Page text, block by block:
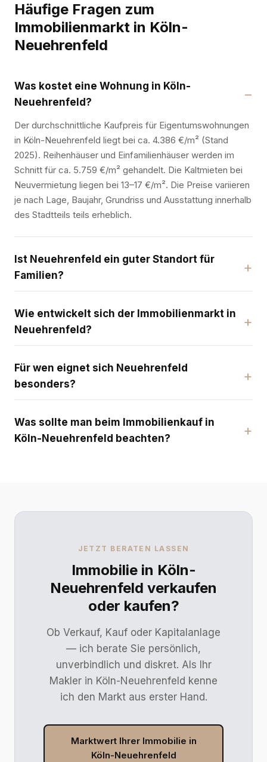
Häufige Fragen zum
Immobilienmarkt in Köln-
Neuehrenfeld
Was kostet eine Wohnung in Köln-
Neuehrenfeld?
Der durchschnittliche Kaufpreis für Eigentumswohnungen
in Köln-Neuehrenfeld liegt bei ca. 4.386 €/m² (Stand
2025). Reihenhäuser und Einfamilienhäuser werden im
Schnitt für ca. 5.759 €/m² gehandelt. Die Kaltmieten bei
Neuvermietung liegen bei 13–17 €/m². Die Preise variieren
je nach Lage, Baujahr, Grundriss und Ausstattung innerhalb
des Stadtteils teils erheblich.
Ist Neuehrenfeld ein guter Standort für
Familien?
Wie entwickelt sich der Immobilienmarkt in
Neuehrenfeld?
Für wen eignet sich Neuehrenfeld
besonders?
Was sollte man beim Immobilienkauf in
Köln-Neuehrenfeld beachten?
JETZT BERATEN LASSEN
Immobilie in Köln-
Neuehrenfeld verkaufen
oder kaufen?
Ob Verkauf, Kauf oder Kapitalanlage
— ich berate Sie persönlich,
unverbindlich und diskret. Als Ihr
Makler in Köln-Neuehrenfeld kenne
ich den Markt aus erster Hand.
Marktwert Ihrer Immobilie in
Köln-Neuehrenfeld